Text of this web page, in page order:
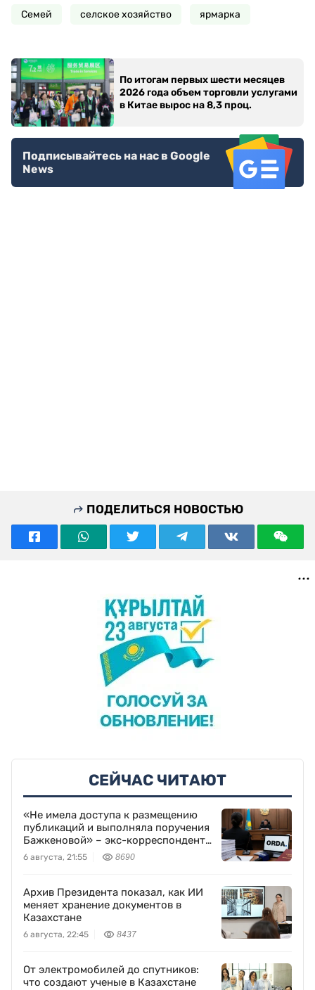
Семей селское хозяйство ярмарка
По итогам первых шести месяцев
2026 года объем торговли услугами
в Китае вырос на 8,3 проц.
Подписывайтесь на нас в Google
News
ПОДЕЛИТЬСЯ НОВОСТЬЮ
СЕЙЧАС ЧИТАЮТ
«Не имела доступа к размещению
публикаций и выполняла поручения
Бажкеновой» – экс-корреспондент
Orda.kz Дуйсенова
6 августа, 21:55 8690
Архив Президента показал, как ИИ
меняет хранение документов в
Казахстане
6 августа, 22:45 8437
От электромобилей до спутников:
что создают ученые в Казахстане